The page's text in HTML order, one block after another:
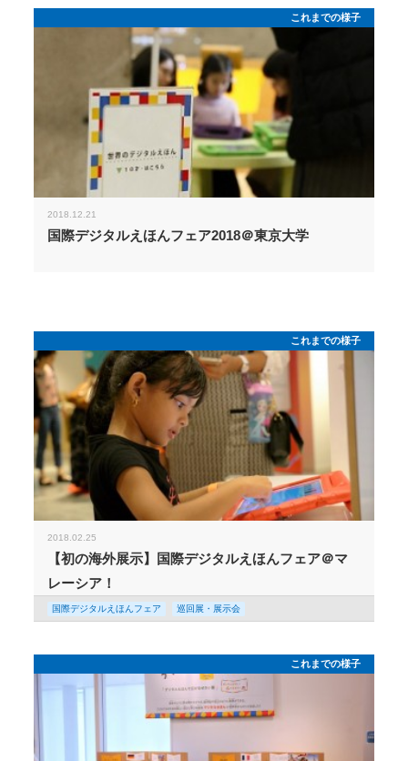
これまでの様子
2018.12.21
国際デジタルえほんフェア2018＠東京大学
これまでの様子
2018.02.25
【初の海外展示】国際デジタルえほんフェア＠マ
レーシア！
国際デジタルえほんフェア 巡回展・展示会
これまでの様子